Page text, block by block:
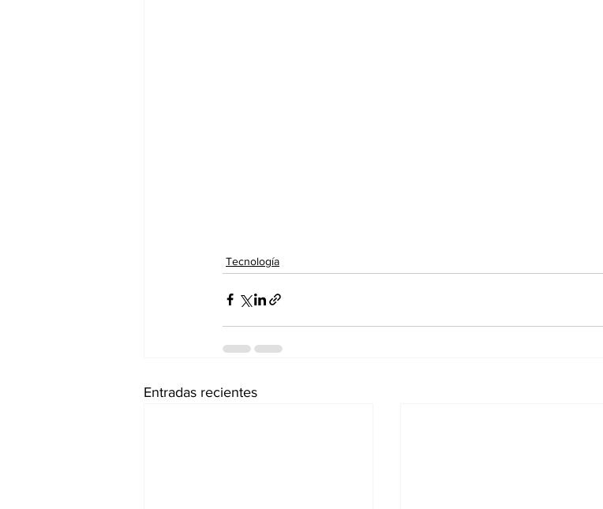
Tecnología
Entradas recientes